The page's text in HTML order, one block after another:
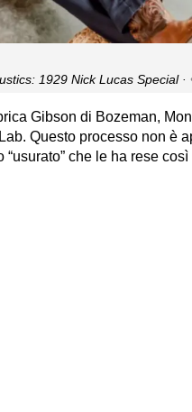
1929 Nick Lucas Special ·
Gibson di Bozeman,
Questo processo non è
che le ha rese così